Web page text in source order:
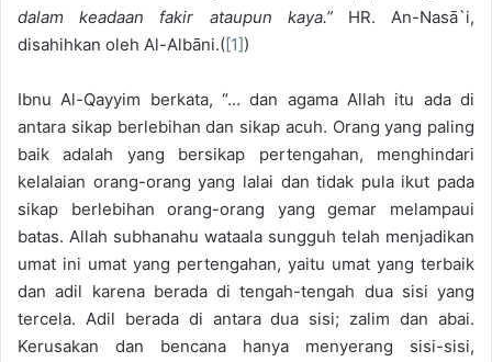
dalam keadaan fakir ataupun kaya.”HR. An-Nasā`i,
disahihkan oleh Al-Albāni.([1])
Ibnu Al-Qayyim berkata, “… dan agama Allah itu ada di
antara sikap berlebihan dan sikap acuh. Orang yang paling
baik adalah yang bersikap pertengahan, menghindari
kelalaian orang-orang yang lalai dan tidak pula ikut pada
sikap berlebihan orang-orang yang gemar melampaui
batas. Allah subhanahu wataala sungguh telah menjadikan
umat ini umat yang pertengahan, yaitu umat yang terbaik
dan adil karena berada di tengah-tengah dua sisi yang
tercela. Adil berada di antara dua sisi; zalim dan abai.
Kerusakan dan bencana hanya menyerang sisi-sisi,